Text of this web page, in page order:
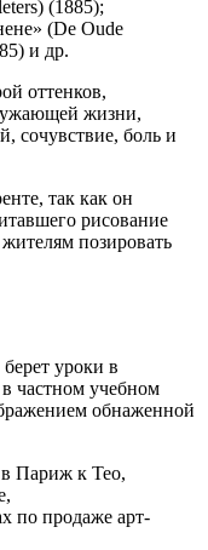
(1885);
(De Oude
и др.
оттенков,
жизни,
сочувствие, боль и
так как он
рисование
позировать
уроки в
частном учебном
обнаженной
в Париж к Тео,
по продаже арт-